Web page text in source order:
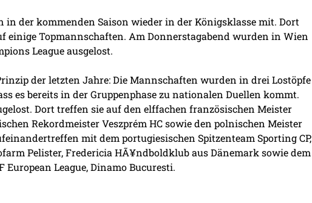
in der kommenden Saison wieder in der Königsklasse mit. Dort
einige Topmannschaften. Am Donnerstagabend wurden in Wien
League ausgelost.
der letzten Jahre: Die Mannschaften wurden in drei Lostöpfe
es bereits in der Gruppenphase zu nationalen Duellen kommt.
Dort treffen sie auf den elffachen französischen Meister
Rekordmeister Veszprém HC sowie den polnischen Meister
mit dem portugiesischen Spitzenteam Sporting CP,
Pelister, Fredericia HÃ¥ndboldklub aus Dänemark sowie dem
League, Dinamo Bucuresti.